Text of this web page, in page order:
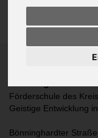
Förderschule des
Geistige Entwicklung
Bönninghardter